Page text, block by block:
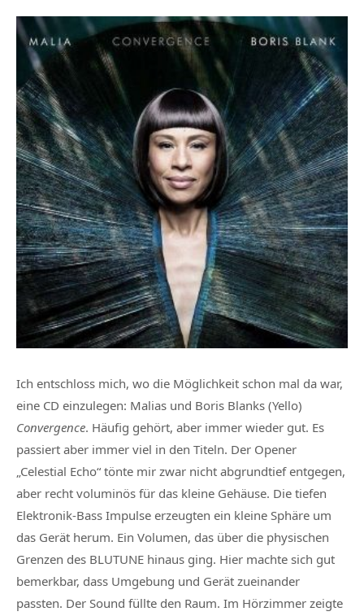
Ich entschloss mich, wo die Möglichkeit schon mal da war,
eine CD einzulegen: Malias und Boris Blanks (Yello)
Convergence. Häufig gehört, aber immer wieder gut. Es
passiert aber immer viel in den Titeln. Der Opener
„Celestial Echo“ tönte mir zwar nicht abgrundtief entgegen,
aber recht voluminös für das kleine Gehäuse. Die tiefen
Elektronik-Bass Impulse erzeugten ein kleine Sphäre um
das Gerät herum. Ein Volumen, das über die physischen
Grenzen des BLUTUNE hinaus ging. Hier machte sich gut
bemerkbar, dass Umgebung und Gerät zueinander
passten. Der Sound füllte den Raum. Im Hörzimmer zeigte